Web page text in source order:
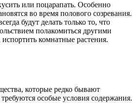
или поцарапать. Особенно
во время полового созревания.
будут делать только то, что
полакомиться другими
комнатные растения.
которые редко бывают
особые условия содержания.